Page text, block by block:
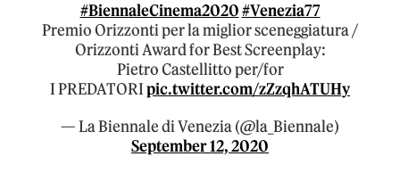
#BiennaleCinema2020#Venezia77
Premio Orizzonti per la miglior sceneggiatura /
Orizzonti Award for Best Screenplay:
Pietro Castellitto per/for
I PREDATORIpic.twitter.com/zZzqhATUHy
— La Biennale di Venezia (@la_Biennale)
September 12, 2020